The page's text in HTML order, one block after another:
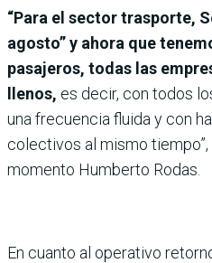
“Para el sector trasporte,
agosto” y ahora que
pasajeros, todas las
llenos, es decir, con todos
una frecuencia fluida y con
colectivos al mismo
momento Humberto Rodas.
En cuanto al operativo